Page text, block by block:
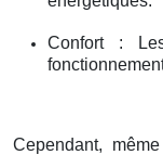
Confort :
Cependant,